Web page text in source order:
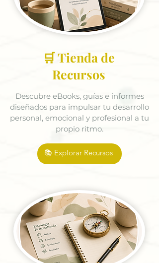
🛒 Tienda de
Recursos
Descubre eBooks, guías e informes
diseñados para impulsar tu desarrollo
personal, emocional y profesional a tu
propio ritmo.
📚 Explorar Recursos